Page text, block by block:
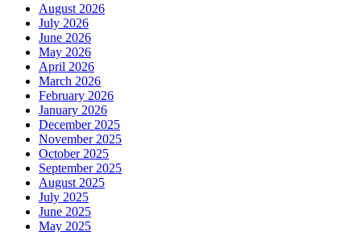
August 2026
July 2026
June 2026
May 2026
April 2026
March 2026
February 2026
January 2026
December 2025
November 2025
October 2025
September 2025
August 2025
July 2025
June 2025
May 2025